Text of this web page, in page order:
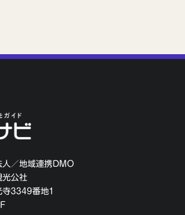
人／地域連携DMO
光公社
寺3349番地1